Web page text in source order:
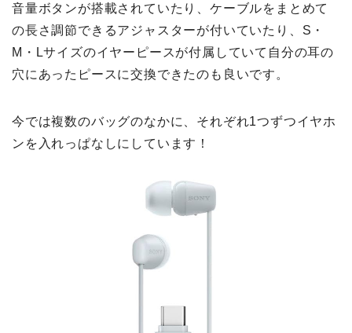
音量ボタンが搭載されていたり、ケーブルをまとめて
の長さ調節できるアジャスターが付いていたり、S・
M・Lサイズのイヤーピースが付属していて自分の耳の
穴にあったピースに交換できたのも良いです。
今では複数のバッグのなかに、それぞれ1つずつイヤホ
ンを入れっぱなしにしています！